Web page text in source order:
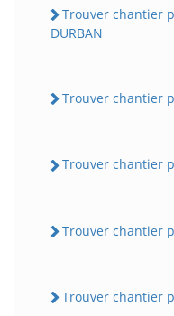
Trouver chantier
DURBAN
Trouver chantier
Trouver chantier
Trouver chantier
Trouver chantier